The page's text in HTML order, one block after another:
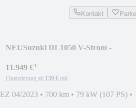
Kontakt
NEUSuzuki DL1050 V-Strom -
11.949 €¹
Finanzierung ab 139 € mtl.
EZ 04/2023 • 700 km • 79 kW (107 PS) •